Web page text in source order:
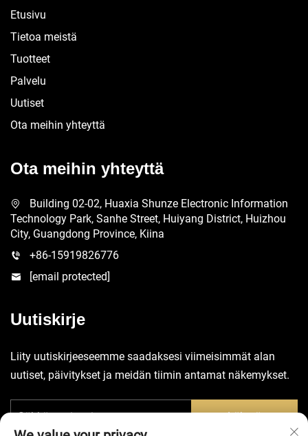
Etusivu
Tietoa meistä
Tuotteet
Palvelu
Uutiset
Ota meihin yhteyttä
Ota meihin yhteyttä
Building 02-02, Huaxia Shunze Electronic Information
Technology Park, Sanhe Street, Huiyang District, Huizhou
City, Guangdong Province, Kiina
+86-15919826776
[email protected]
Uutiskirje
Liity uutiskirjeeseemme saadaksesi viimeisimmät alan
uutiset, päivitykset ja meidän tiimin antamat näkemykset.
Lähetä